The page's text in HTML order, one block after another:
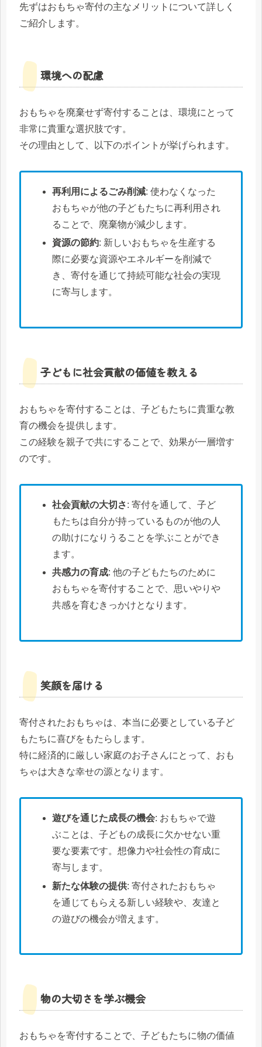
先ずはおもちゃ寄付の主なメリットについて詳しく
ご紹介します。
環境への配慮
おもちゃを廃棄せず寄付することは、環境にとって
非常に貴重な選択肢です。
その理由として、以下のポイントが挙げられます。
再利用によるごみ削減: 使わなくなった
おもちゃが他の子どもたちに再利用され
ることで、廃棄物が減少します。
資源の節約: 新しいおもちゃを生産する
際に必要な資源やエネルギーを削減で
き、寄付を通じて持続可能な社会の実現
に寄与します。
子どもに社会貢献の価値を教える
おもちゃを寄付することは、子どもたちに貴重な教
育の機会を提供します。
この経験を親子で共にすることで、効果が一層増す
のです。
社会貢献の大切さ: 寄付を通して、子ど
もたちは自分が持っているものが他の人
の助けになりうることを学ぶことができ
ます。
共感力の育成: 他の子どもたちのために
おもちゃを寄付することで、思いやりや
共感を育むきっかけとなります。
笑顔を届ける
寄付されたおもちゃは、本当に必要としている子ど
もたちに喜びをもたらします。
特に経済的に厳しい家庭のお子さんにとって、おも
ちゃは大きな幸せの源となります。
遊びを通じた成長の機会: おもちゃで遊
ぶことは、子どもの成長に欠かせない重
要な要素です。想像力や社会性の育成に
寄与します。
新たな体験の提供: 寄付されたおもちゃ
を通じてもらえる新しい経験や、友達と
の遊びの機会が増えます。
物の大切さを学ぶ機会
おもちゃを寄付することで、子どもたちに物の価値